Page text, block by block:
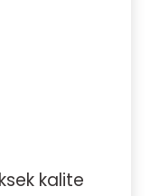
kalite